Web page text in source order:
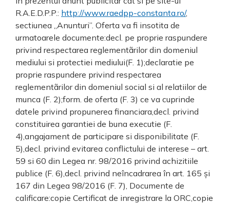
R.A.E.D.P.P.: http://www.raedpp-constanta.ro/,
sectiunea „Anunturi”. Oferta va fi insotita de
urmatoarele documente:decl. pe proprie raspundere
privind respectarea reglementãrilor din domeniul
mediului si protectiei mediului(F. 1);declaratie pe
proprie raspundere privind respectarea
reglementãrilor din domeniul social si al relatiilor de
munca (F. 2);form. de oferta (F. 3) ce va cuprinde
datele privind propunerea financiara,decl. privind
constituirea garantiei de buna executie (F.
4),angajament de participare si disponibilitate (F.
5),decl. privind evitarea conflictului de interese – art.
59 si 60 din Legea nr. 98/2016 privind achizitiile
publice (F. 6),decl. privind neîncadrarea în art. 165 și
167 din Legea 98/2016 (F. 7), Documente de
calificare:copie Certificat de inregistrare la ORC,copie